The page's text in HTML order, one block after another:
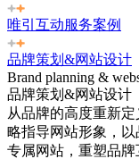
唯引互动服务案例
品牌策划&网站设计
Brand planning &
品牌策划&网站设计
从品牌的高度重新
略指导网站形象，
专属网站，重塑品牌